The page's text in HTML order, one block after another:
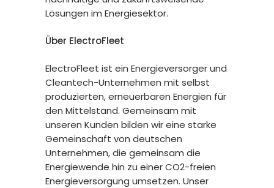
Lösungen im Energiesektor.
Über ElectroFleet
ElectroFleet ist ein Energieversorger und
Cleantech-Unternehmen mit selbst
produzierten, erneuerbaren Energien für
den Mittelstand. Gemeinsam mit
unseren Kunden bilden wir eine starke
Gemeinschaft von deutschen
Unternehmen, die gemeinsam die
Energiewende hin zu einer CO2-freien
Energieversorgung umsetzen. Unser